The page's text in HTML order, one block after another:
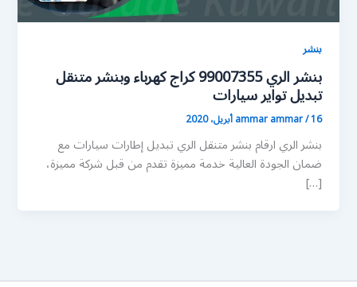
بنشر
بنشر الري 99007355 كراج كهرباء وبنشر متنقل
تبديل تواير سيارات
ammar ammar/16 أبريل، 2020
بنشر الري ارقام بنشر متنقل الري تبديل إطارات سيارات مع
ضمان الجودة العالية خدمة مميزة تقدم من قبل شركة مميزة،
[…]